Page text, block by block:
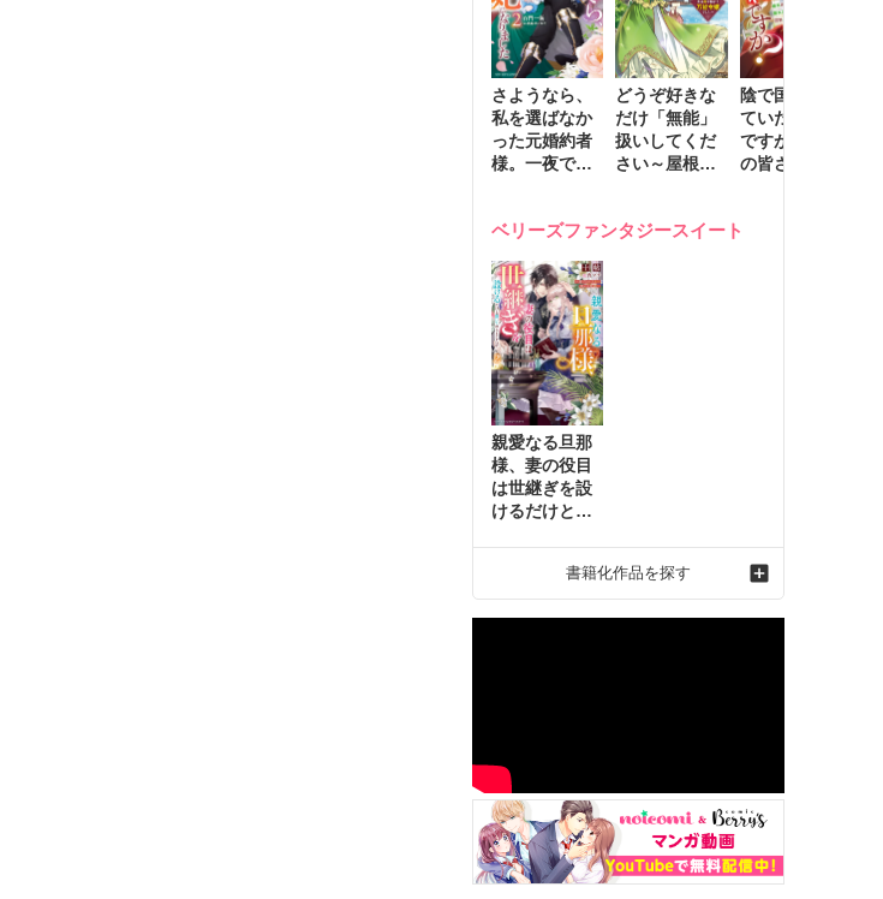
さようなら、
私を選ばなか
った元婚約者
様。一夜で大
ました２
どうぞ好きな
だけ「無能」
扱いしてくだ
さい～屋根裏
動かす万能令
陰で国を支え
ていたのは私
ですが、王家
の皆さんお忘
れ才女の辺境
ベリーズファンタジースイート
親愛なる旦那
様、妻の役目
は世継ぎを設
けるだけと聞
れ才女の幸せ
な結婚～2
書籍化作品を探す